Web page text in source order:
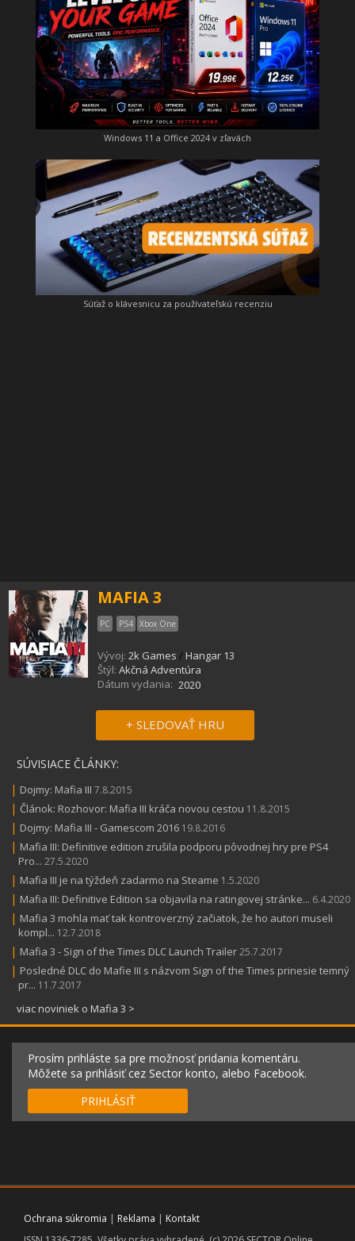
Windows 11 a Office 2024 v zľavách
Súťaž o klávesnicu za používateľskú recenziu
MAFIA 3
PC PS4 Xbox One
Vývoj: 2k Games / Hangar 13
Štýl: Akčná Adventúra
Dátum vydania: 2020
+ SLEDOVAŤ HRU
SÚVISIACE ČLÁNKY:
| Dojmy: Mafia III 7.8.2015
| Článok: Rozhovor: Mafia III kráča novou cestou 11.8.2015
| Dojmy: Mafia III - Gamescom 2016 19.8.2016
| Mafia III: Definitive edition zrušila podporu pôvodnej hry pre PS4
Pro... 27.5.2020
| Mafia III je na týždeň zadarmo na Steame 1.5.2020
| Mafia III: Definitive Edition sa objavila na ratingovej stránke... 6.4.2020
| Mafia 3 mohla mať tak kontroverzný začiatok, že ho autori museli
kompl... 12.7.2018
| Mafia 3 - Sign of the Times DLC Launch Trailer25.7.2017
| Posledné DLC do Mafie III s názvom Sign of the Times prinesie temný
pr... 11.7.2017
viac noviniek o Mafia 3 >
Prosím prihláste sa pre možnosť pridania komentáru.
Môžete sa prihlásiť cez Sector konto, alebo Facebook.
PRIHLÁSIŤ
Ochrana súkromia | Reklama | Kontakt